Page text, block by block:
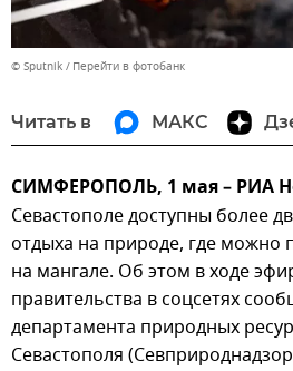
© Sputnik Перейти в фотобанк
Читать в МАКС
СИМФЕРОПОЛЬ, 1 мая – РИА
Севастополе доступны более
отдыха на природе, где
на мангале. Об этом в ходе
правительства в соцсетях
департамента природных
Севастополя